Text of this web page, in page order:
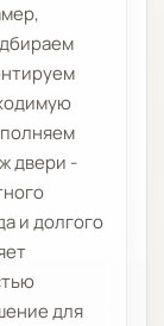
двери -
и долгого
для